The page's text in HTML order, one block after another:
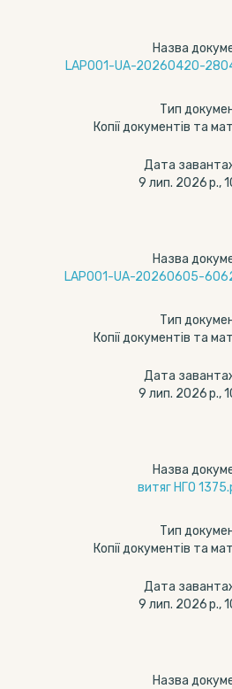
Назва
LAP001-UA-20260420-
Тип
Копії документів та
Дата
9 лип. 2026 р.,
Назва
LAP001-UA-20260605-
Тип
Копії документів та
Дата
9 лип. 2026 р.,
Назва
витяг НГО
Тип
Копії документів та
Дата
9 лип. 2026 р.,
Назва